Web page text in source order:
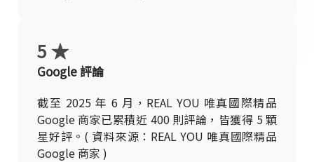
Google 評論
截至 2025 年 6 月，REAL YOU 唯真國際精品
Google 商家已累積近 400 則評論，皆獲得 5 顆
星好評。( 資料來源：REAL YOU 唯真國際精品
Google 商家 )
5 ★